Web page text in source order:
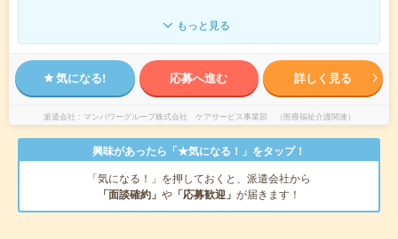
もっと見る
気になる! 応募へ進む 詳しく見る
派遣会社 マンパワーグループ株式会社 ケアサービス事業部 （医療福祉介護関連）
興味があったら「★気になる！」をタップ！
「気になる！」を押しておくと、派遣会社から
「面談確約」 や 「応募歓迎」 が届きます！